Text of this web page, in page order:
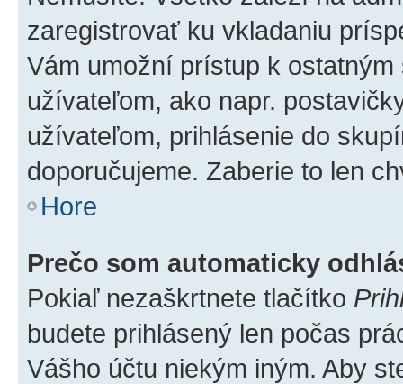
zaregistrovať ku vkladaniu
Vám umožní prístup k
užívateľom, ako napr.
užívateľom, prihlásenie do
doporučujeme. Zaberie to len
Hore
Prečo som automaticky
Pokiaľ nezaškrtnete tlačítko
budete prihlásený len počas
Vášho účtu niekým iným. Aby